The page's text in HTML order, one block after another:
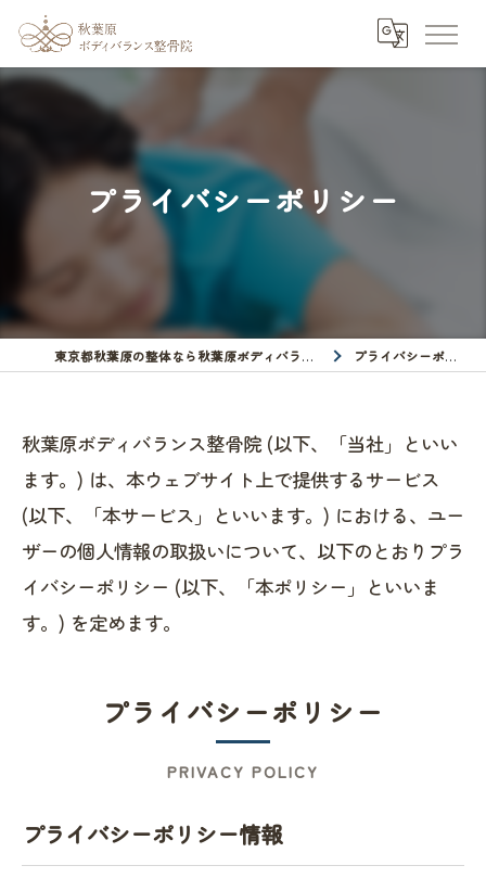
プライバシーポリシー
東京都秋葉原の整体なら秋葉原ボディバランス整骨院 プライバシーポリシー
秋葉原ボディバランス整骨院 (以下、「当社」といい
ます。) は、本ウェブサイト上で提供するサービス
(以下、「本サービス」といいます。) における、ユー
ザーの個人情報の取扱いについて、以下のとおりプラ
イバシーポリシー (以下、「本ポリシー」といいま
す。) を定めます。
プライバシーポリシー
PRIVACY POLICY
プライバシーポリシー情報